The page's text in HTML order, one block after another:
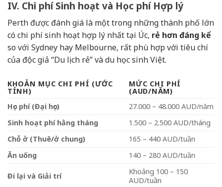
IV. Chi phí Sinh hoạt và Học phí Hợp lý
Perth được đánh giá là một trong những thành phố lớn
có chi phí sinh hoạt hợp lý nhất tại Úc, rẻ hơn đáng kể
so với Sydney hay Melbourne, rất phù hợp với tiêu chí
của độc giả “Du lịch rẻ” và du học sinh Việt.
KHOẢN MỤC CHI PHÍ (ƯỚC
TÍNH)
MỨC CHI PHÍ
(AUD/NĂM)
Học phí (Đại học)
27.000 – 48.000 AUD/năm
Sinh hoạt phí hằng tháng
1.500 – 2.500 AUD/tháng
Chỗ ở (Thuê/ở chung)
165 – 440 AUD/tuần
Ăn uống
140 – 280 AUD/tuần
Đi lại và Giải trí
Khoảng 100 – 150
AUD/tuần